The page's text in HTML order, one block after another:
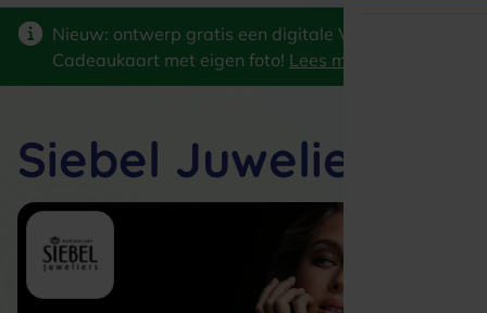
Nieuw: ontwerp gratis een digitale VVV
Cadeaukaart met eigen foto! Lees meer
Siebel Juweliers